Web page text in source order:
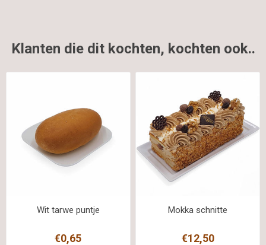
Klanten die dit kochten, kochten ook..
Wit tarwe puntje
€0,65
Mokka schnitte
€12,50